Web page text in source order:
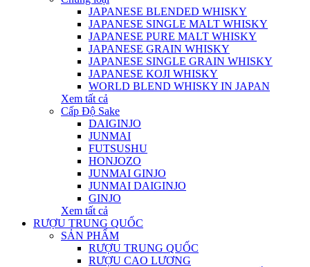
JAPANESE BLENDED WHISKY
JAPANESE SINGLE MALT WHISKY
JAPANESE PURE MALT WHISKY
JAPANESE GRAIN WHISKY
JAPANESE SINGLE GRAIN WHISKY
JAPANESE KOJI WHISKY
WORLD BLEND WHISKY IN JAPAN
Xem tất cả
Cấp Độ Sake
DAIGINJO
JUNMAI
FUTSUSHU
HONJOZO
JUNMAI GINJO
JUNMAI DAIGINJO
GINJO
Xem tất cả
RƯỢU TRUNG QUỐC
SẢN PHẨM
RƯỢU TRUNG QUỐC
RƯỢU CAO LƯƠNG